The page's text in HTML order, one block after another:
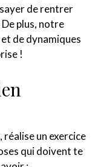
de rentrer
De plus, notre
de dynamiques
!
un exercice
qui doivent te